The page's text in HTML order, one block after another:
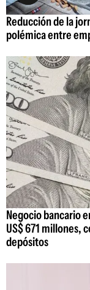
Reducción de la
polémica entre
Negocio bancario
US$ 671 millones,
depósitos